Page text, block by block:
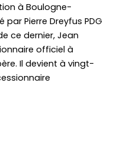
à Boulogne-
Pierre Dreyfus PDG
ce dernier, Jean
officiel à
Il devient à vingt-